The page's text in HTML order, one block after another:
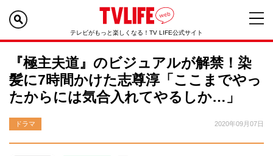
テレビがもっと楽しくなる！TV LIFE公式サイト
『極主夫道』のビジュアルが解禁！染
髪に7時間かけた志尊淳「ここまでやっ
たからには気合入れてやるしか…」
ドラマ 2020年09月07日